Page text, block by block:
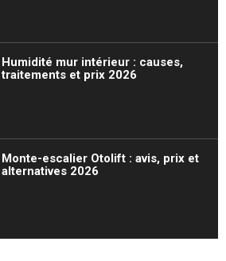
Humidité mur intérieur : causes,
traitements et prix 2026
Monte-escalier Otolift : avis, prix et
alternatives 2026